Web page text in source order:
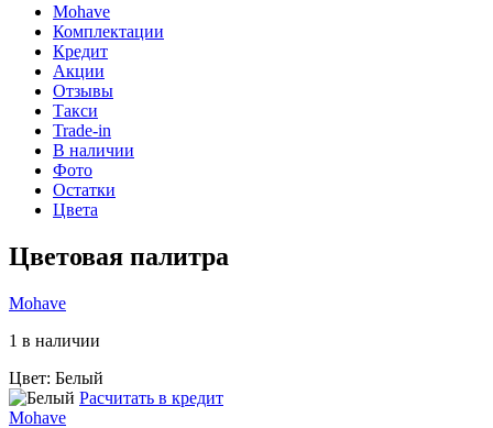
Mohave
Комплектации
Кредит
Акции
Отзывы
Такси
Trade-in
В наличии
Фото
Остатки
Цвета
Цветовая палитра
Mohave
1 в наличии
Цвет: Белый
Расчитать в кредит
Mohave